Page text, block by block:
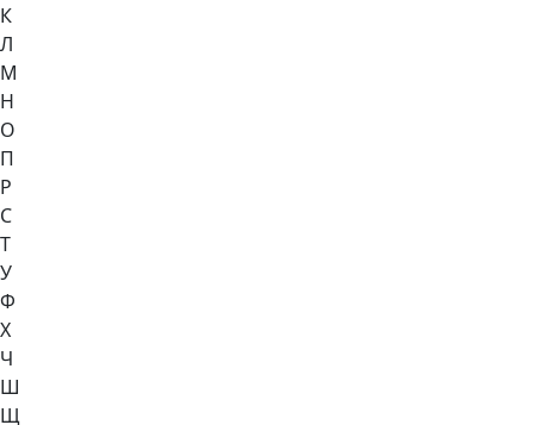
К
Л
М
Н
О
П
Р
С
Т
У
Ф
Х
Ч
Ш
Щ